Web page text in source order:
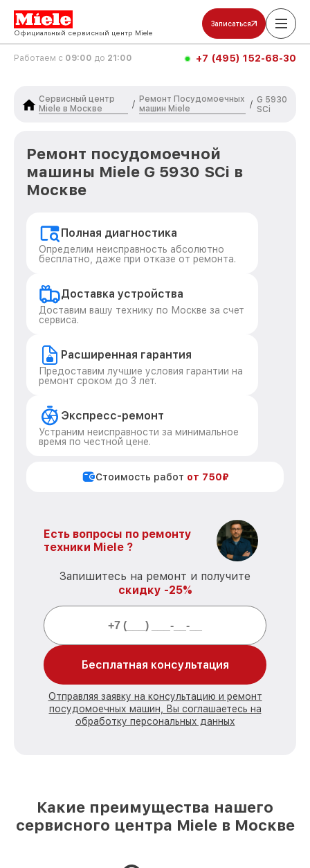
Официальный сервисный центр Miele
Записаться
Работаем с 09:00 до 21:00 +7 (495) 152-68-30
Сервисный центр
Miele в Москве
/
Ремонт Посудомоечных
машин Miele
/ G 5930
SCi
Ремонт посудомоечной
машины Miele G 5930 SCi в
Москве
Полная диагностика
Определим неисправность абсолютно
бесплатно, даже при отказе от ремонта.
Доставка устройства
Доставим вашу технику по Москве за счет
сервиса.
Расширенная гарантия
Предоставим лучшие условия гарантии на
ремонт сроком до 3 лет.
Экспресс-ремонт
Устраним неисправности за минимальное
время по честной цене.
Стоимость работ от 750₽
Есть вопросы по ремонту
техники Miele ?
Запишитесь на ремонт и получите
скидку -25%
Бесплатная консультация
Отправляя заявку на консультацию и ремонт
посудомоечных машин, Вы соглашаетесь на
обработку персональных данных
Какие преимущества нашего
сервисного центра Miele в Москве